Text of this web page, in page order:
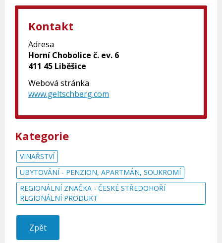
Kontakt
Adresa
Horní Chobolice č. ev. 6
411 45 Liběšice
Webová stránka
www.geltschberg.com
Kategorie
VINAŘSTVÍ
UBYTOVÁNÍ - PENZION, APARTMÁN, SOUKROMÍ
REGIONÁLNÍ ZNAČKA - ČESKÉ STŘEDOHOŘÍ
REGIONÁLNÍ PRODUKT
Zpět